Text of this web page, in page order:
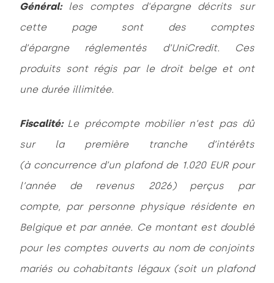
Général: les comptes d'épargne décrits sur
cette page sont des comptes
d’épargne réglementés d’UniCredit. Ces
produits sont régis par le droit belge et ont
une durée illimitée.
Fiscalité: Le précompte mobilier n’est pas dû
sur la première tranche d’intérêts
(à concurrence d’un plafond de 1.020 EUR pour
l’année de revenus 2026) perçus par
compte, par personne physique résidente en
Belgique et par année. Ce montant est doublé
pour les comptes ouverts au nom de conjoints
mariés ou cohabitants légaux (soit un plafond